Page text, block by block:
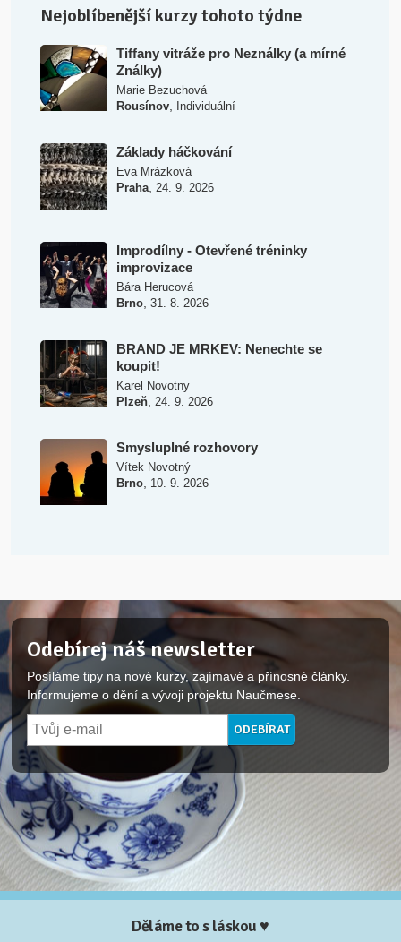
Nejoblíbenější kurzy tohoto týdne
Tiffany vitráže pro Neználky (a mírné
Ználky)
Marie Bezuchová
Rousínov, Individuální
Základy háčkování
Eva Mrázková
Praha, 24. 9. 2026
Improdílny - Otevřené tréninky
improvizace
Bára Herucová
Brno, 31. 8. 2026
BRAND JE MRKEV: Nenechte se
koupit!
Karel Novotny
Plzeň, 24. 9. 2026
Smysluplné rozhovory
Vítek Novotný
Brno, 10. 9. 2026
Odebírej náš newsletter
Posíláme tipy na nové kurzy, zajímavé a přínosné články.
Informujeme o dění a vývoji projektu Naučmese.
Děláme to s láskou ♥